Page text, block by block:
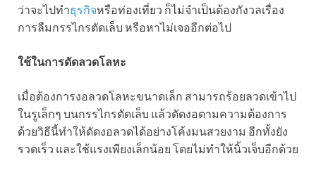
ว่าจะไปทำธุรกิจหรือท่องเที่ยว ก็ไม่จำเป็นต้องกังวลเรื่อง
การลืมกรรไกรตัดเล็บ หรือหาไม่เจออีกต่อไป
ใช้ในการดัดลวดโลหะ
เมื่อต้องการงอลวดโลหะขนาดเล็ก สามารถร้อยลวดเข้าไป
ในรูเล็กๆ บนกรรไกรตัดเล็บ แล้วดัดงอตามความต้องการ
ด้วยวิธีนี้ทำให้ดัดงอลวดได้อย่างโค้งมนสวยงาม อีกทั้งยัง
รวดเร็ว และใช้แรงเพียงเล็กน้อย โดยไม่ทำให้นิ้วเจ็บอีกด้วย